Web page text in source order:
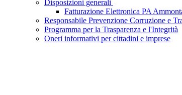
Disposizioni generali
Fatturazione Elettronica PA
Responsabile Prevenzione Corruzione e
Programma per la Trasparenza e l'Integrità
Oneri informativi per cittadini e imprese